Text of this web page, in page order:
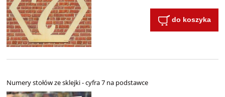
do koszyka
Numery stołów ze sklejki - cyfra 7 na podstawce